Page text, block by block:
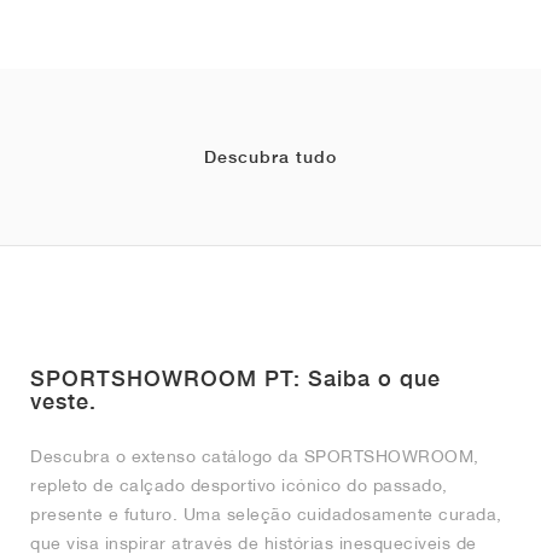
Descubra tudo
SPORTSHOWROOM PT: Saiba o que
veste.
Descubra o extenso catálogo da SPORTSHOWROOM,
repleto de calçado desportivo icónico do passado,
presente e futuro. Uma seleção cuidadosamente curada,
que visa inspirar através de histórias inesquecíveis de